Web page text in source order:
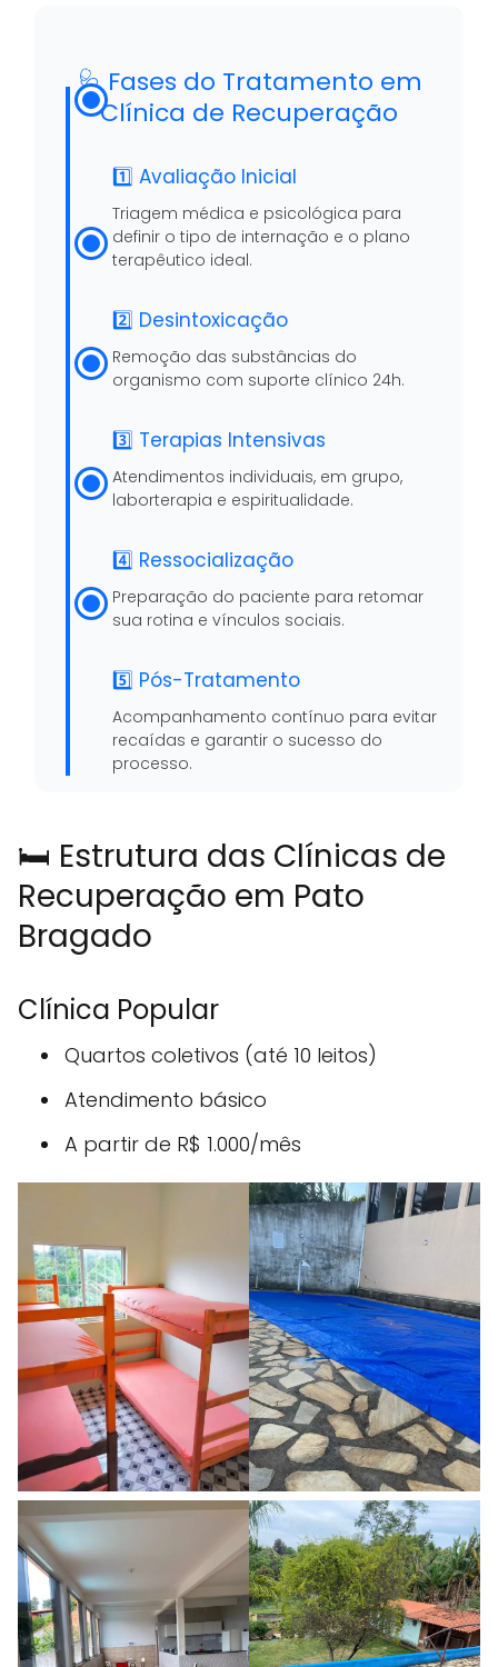
🩺 Fases do Tratamento em
Clínica de Recuperação
1️⃣ Avaliação Inicial
Triagem médica e psicológica para
definir o tipo de internação e o plano
terapêutico ideal.
2️⃣ Desintoxicação
Remoção das substâncias do
organismo com suporte clínico 24h.
3️⃣ Terapias Intensivas
Atendimentos individuais, em grupo,
laborterapia e espiritualidade.
4️⃣ Ressocialização
Preparação do paciente para retomar
sua rotina e vínculos sociais.
5️⃣ Pós-Tratamento
Acompanhamento contínuo para evitar
recaídas e garantir o sucesso do
processo.
🛏️ Estrutura das Clínicas de
Recuperação em Pato
Bragado
Clínica Popular
Quartos coletivos (até 10 leitos)
Atendimento básico
A partir de R$ 1.000/mês